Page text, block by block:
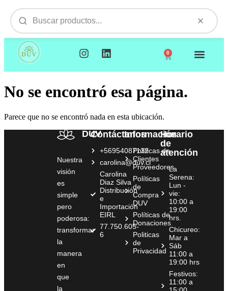
0
No se encontró esa página.
Parece que no se encontró nada en esta ubicación.
DUV
Nuestra
visión
es
simple
pero
poderosa:
transformar
la
manera
en
que
la
Contáctanos
+56954087132
carolina@duv.cl
Carolina
Diaz Silva
Distribución
e
Importación
EIRL
77.750.605-
6
Información
Políticas de
Clientes
Proveedores
Políticas
de
Compra
DUV
Políticas de
Donaciones
Politicas
de
Privacidad
Horario
de
atención
La
Serena:
Lun -
vie:
10:00 a
19:00
hrs.
Chicureo:
Mar a
Sáb
11:00 a
19:00 hrs
Festivos:
11:00 a